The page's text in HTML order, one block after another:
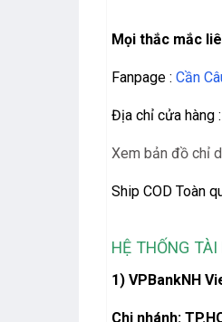
Mọi thắc mắc
Fanpage : Cần
Địa chỉ cửa hàng
Xem bản đồ chỉ
Ship COD Toàn
HỆ THỐNG
1) VPBankNH
Chi nhánh: